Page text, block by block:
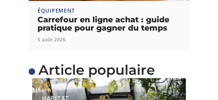
ÉQUIPEMENT
Carrefour en ligne achat : guide
pratique pour gagner du temps
5 août 2026
Article populaire
HABITAT